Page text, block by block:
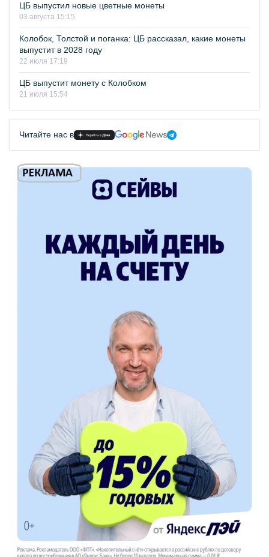
ЦБ выпустил новые цветные монеты
03 августа 15:15
Колобок, Толстой и поганка: ЦБ рассказал, какие монеты
выпустит в 2028 году
22 июля 17:19
ЦБ выпустит монету с Колобком
21 июля 15:54
Читайте нас в